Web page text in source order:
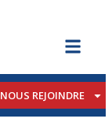
NOUS REJOINDRE